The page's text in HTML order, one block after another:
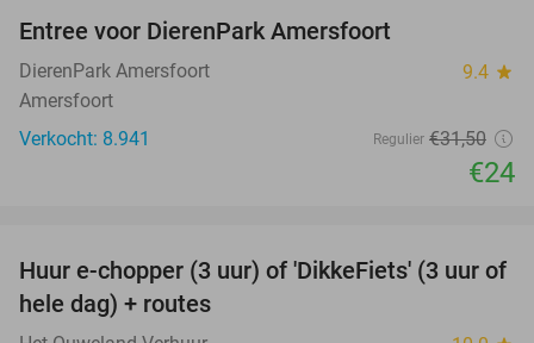
Entree voor DierenPark Amersfoort
DierenPark Amersfoort 9.4 star
Amersfoort
Verkocht: 8.941
Regulier €31,50
€24
50%
Huur e-chopper (3 uur) of 'DikkeFiets' (3 uur of
hele dag) + routes